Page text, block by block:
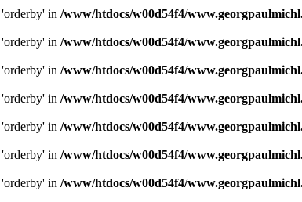
in /www/htdocs/w00d54f4/
in /www/htdocs/w00d54f4/
in /www/htdocs/w00d54f4/
in /www/htdocs/w00d54f4/
in /www/htdocs/w00d54f4/
in /www/htdocs/w00d54f4/
in /www/htdocs/w00d54f4/